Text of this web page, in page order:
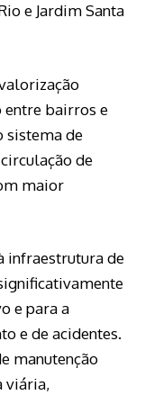
e Jardim Santa
bairros e
sistema de
de
maior
infraestrutura de
e para a
e de acidentes.
manutenção
viária,